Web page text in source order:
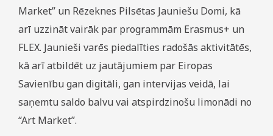
Market” un Rēzeknes Pilsētas Jauniešu Domi, kā
arī uzzināt vairāk par programmām Erasmus+ un
FLEX. Jaunieši varēs piedalīties radošās aktivitātēs,
kā arī atbildēt uz jautājumiem par Eiropas
Savienību gan digitāli, gan intervijas veidā, lai
saņemtu saldo balvu vai atspirdzinošu limonādi no
“Art Market”.